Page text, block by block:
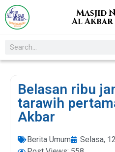
Masjid
Al Akbar
Belasan ribu
tarawih
Akbar
Berita Umum Selasa,